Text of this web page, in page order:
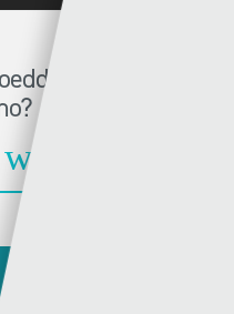
chi'n chwilio